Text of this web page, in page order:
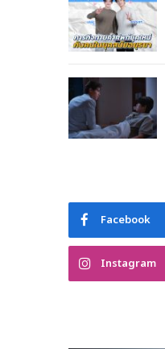
Facebook
Instagram